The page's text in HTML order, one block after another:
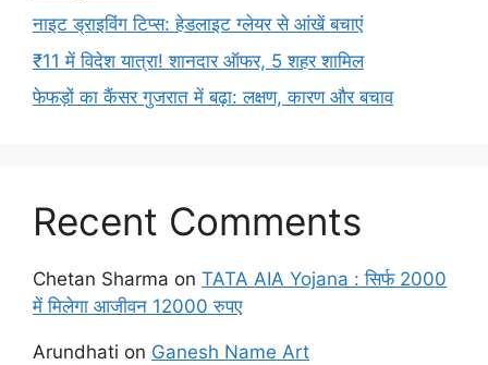
नाइट ड्राइविंग टिप्स: हेडलाइट ग्लेयर से आंखें बचाएं
₹11 में विदेश यात्रा! शानदार ऑफर, 5 शहर शामिल
फेफड़ों का कैंसर गुजरात में बढ़ा: लक्षण, कारण और बचाव
Recent Comments
Chetan Sharma on TATA AIA Yojana : सिर्फ 2000
में मिलेगा आजीवन 12000 रुपए
Arundhati on Ganesh Name Art